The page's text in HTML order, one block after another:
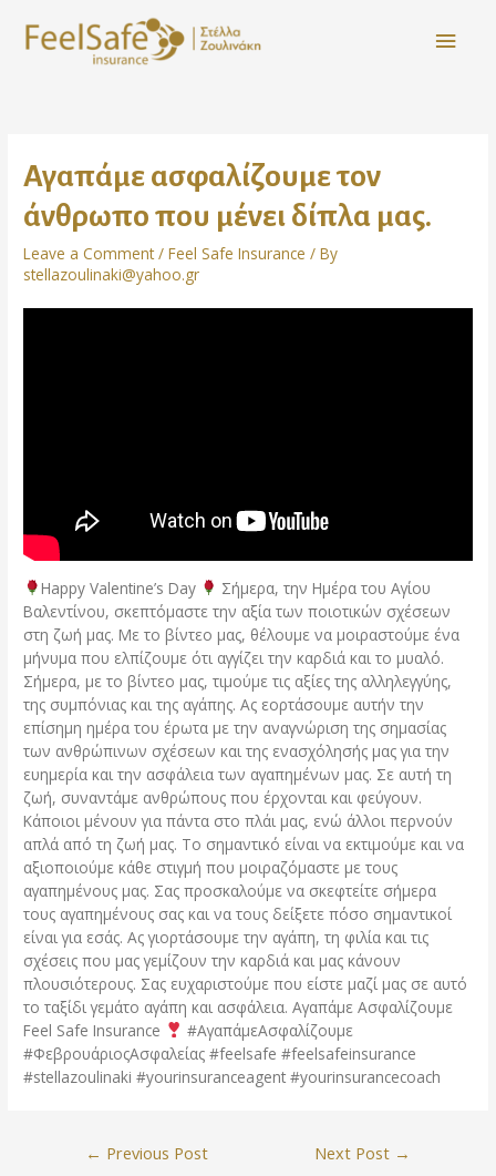
Αγαπάμε ασφαλίζουμε τον
άνθρωπο που μένει δίπλα μας.
Leave a Comment /Feel Safe Insurance / By
stellazoulinaki@yahoo.gr
Happy Valentine’s Day
Σήμερα, την Ημέρα του Αγίου
Βαλεντίνου, σκεπτόμαστε την αξία των ποιοτικών σχέσεων
στη ζωή μας. Με το βίντεο μας, θέλουμε να μοιραστούμε ένα
μήνυμα που ελπίζουμε ότι αγγίζει την καρδιά και το μυαλό.
Σήμερα, με το βίντεο μας, τιμούμε τις αξίες της αλληλεγγύης,
της συμπόνιας και της αγάπης. Ας εορτάσουμε αυτήν την
επίσημη ημέρα του έρωτα με την αναγνώριση της σημασίας
των ανθρώπινων σχέσεων και της ενασχόλησής μας για την
ευημερία και την ασφάλεια των αγαπημένων μας. Σε αυτή τη
ζωή, συναντάμε ανθρώπους που έρχονται και φεύγουν.
Κάποιοι μένουν για πάντα στο πλάι μας, ενώ άλλοι περνούν
απλά από τη ζωή μας. Το σημαντικό είναι να εκτιμούμε και να
αξιοποιούμε κάθε στιγμή που μοιραζόμαστε με τους
αγαπημένους μας. Σας προσκαλούμε να σκεφτείτε σήμερα
τους αγαπημένους σας και να τους δείξετε πόσο σημαντικοί
είναι για εσάς. Ας γιορτάσουμε την αγάπη, τη φιλία και τις
σχέσεις που μας γεμίζουν την καρδιά και μας κάνουν
πλουσιότερους. Σας ευχαριστούμε που είστε μαζί μας σε αυτό
το ταξίδι γεμάτο αγάπη και ασφάλεια. Αγαπάμε Ασφαλίζουμε
Feel Safe Insurance
#ΑγαπάμεΑσφαλίζουμε
#ΦεβρουάριοςΑσφαλείας #feelsafe #feelsafeinsurance
#stellazoulinaki #yourinsuranceagent #yourinsurancecoach
← Previous Post Next Post →